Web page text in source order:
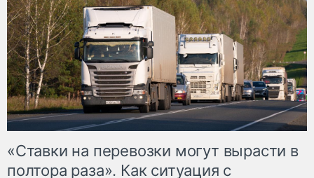
«Ставки на перевозки могут вырасти в
полтора раза». Как ситуация с